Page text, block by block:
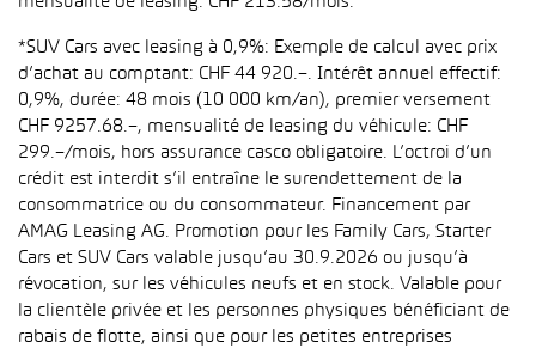
*SUV Cars avec leasing à 0,9%: Exemple de calcul avec prix
d’achat au comptant: CHF 44 920.–. Intérêt annuel effectif:
0,9%, durée: 48 mois (10 000 km/an), premier versement
CHF 9257.68.–, mensualité de leasing du véhicule: CHF
299.–/mois, hors assurance casco obligatoire. L’octroi d’un
crédit est interdit s’il entraîne le surendettement de la
consommatrice ou du consommateur. Financement par
AMAG Leasing AG. Promotion pour les Family Cars, Starter
Cars et SUV Cars valable jusqu’au 30.9.2026 ou jusqu’à
révocation, sur les véhicules neufs et en stock. Valable pour
la clientèle privée et les personnes physiques bénéficiant de
rabais de flotte, ainsi que pour les petites entreprises